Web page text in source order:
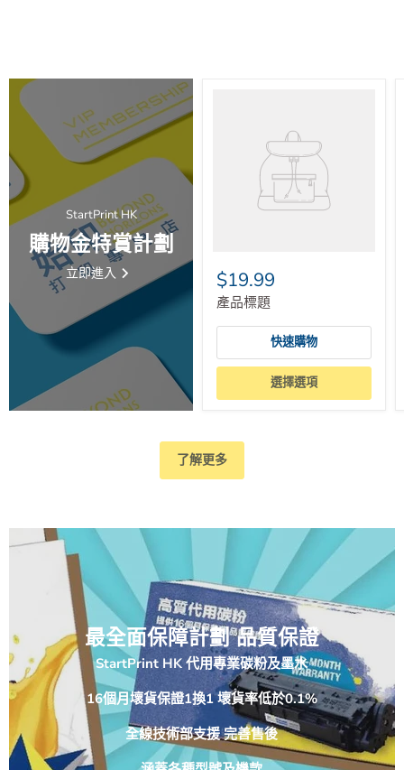
StartPrint HK
購物金特賞計劃
立即進入 $19.99
產品標題
快速購物
選擇選項
了解更多
最全面保障計劃 品質保證
StartPrint HK 代用專業碳粉及墨水
16個月壞貨保證1換1 壞貨率低於0.1%
全線技術部支援 完善售後